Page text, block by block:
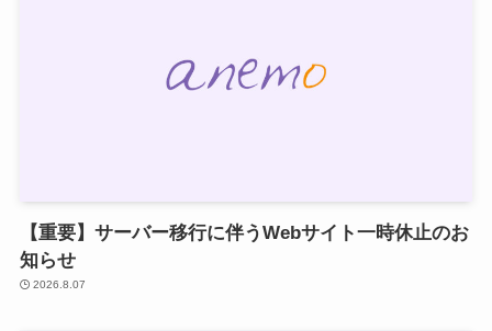
【重要】サーバー移行に伴うWebサイト一時休止のお
知らせ
2026.8.07